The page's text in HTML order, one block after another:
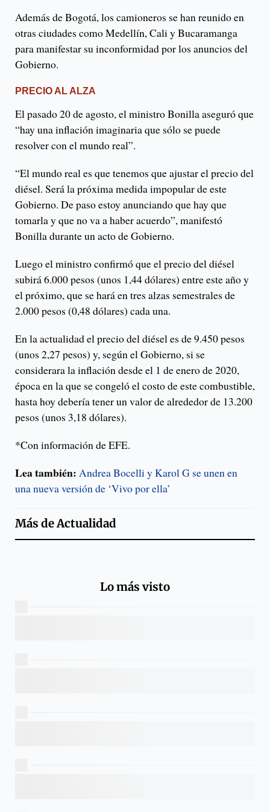
Además de Bogotá, los camioneros se han reunido en
otras ciudades como Medellín, Cali y Bucaramanga
para manifestar su inconformidad por los anuncios del
Gobierno.
PRECIO AL ALZA
El pasado 20 de agosto, el ministro Bonilla aseguró que
“hay una inflación imaginaria que sólo se puede
resolver con el mundo real”.
“El mundo real es que tenemos que ajustar el precio del
diésel. Será la próxima medida impopular de este
Gobierno. De paso estoy anunciando que hay que
tomarla y que no va a haber acuerdo”, manifestó
Bonilla durante un acto de Gobierno.
Luego el ministro confirmó que el precio del diésel
subirá 6.000 pesos (unos 1,44 dólares) entre este año y
el próximo, que se hará en tres alzas semestrales de
2.000 pesos (0,48 dólares) cada una.
En la actualidad el precio del diésel es de 9.450 pesos
(unos 2,27 pesos) y, según el Gobierno, si se
considerara la inflación desde el 1 de enero de 2020,
época en la que se congeló el costo de este combustible,
hasta hoy debería tener un valor de alrededor de 13.200
pesos (unos 3,18 dólares).
*Con información de EFE.
Lea también: Andrea Bocelli y Karol G se unen en
una nueva versión de ‘Vivo por ella’
Más deActualidad
Lo más visto